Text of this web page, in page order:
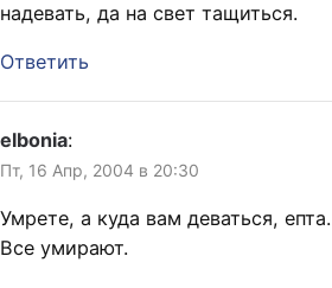
надевать, да на свет тащиться.
Ответить
elbonia:
Пт, 16 Апр, 2004 в 20:30
Умрете, а куда вам деваться, епта.
Все умирают.